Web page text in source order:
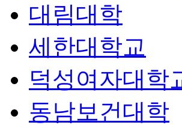
대림대학
세한대학교
덕성여자대학
동남보건대학